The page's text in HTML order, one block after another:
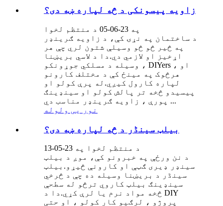
زاویه پیسونکی د څه لپاره ښه دی؟
په 23-06-05 د منتظم لخوا
د ساختمان په نړۍ کې، د زاویه ګرینډر
په څیر څو څو وسیلې شتون لري چې هر
اړخیز او لازمي دي.دا د لاسي بریښنا
وسیله د مسلکي جوړونکو ، DIYers ، او
هرڅوک په مینځ کې د مختلف کارونو
لپاره کارول کیږي.له پرې کولو او
پیسیدو څخه تر پالش کولو او سینډینګ
پورې ، زاویه ګرینډر مناسب دي ...
نور یی ولوله
بیلټ سینڈر د څه لپاره ښه دی؟
د منتظم لخوا په 23-05-13
د نن ورځې په خبرونو کې، موږ د بیلټ
سینډر ډیری ګټې او کارونې څیړو.بیلټ
سینڈر د بریښنا وسیله ده چې د څرخي
سینډینګ بیلټ کاروي ترڅو له سطحې
څخه مواد نرم یا لرې کړي.دا د DIY
پروژو ، لرګیو کار کولو ، او حتی